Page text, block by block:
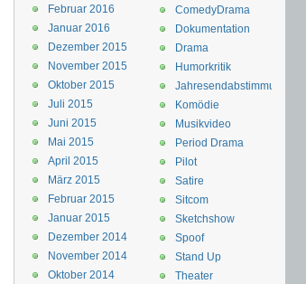
ComedyDrama
Dokumentation
Drama
Humorkritik
Jahresendabstimmung
Komödie
Musikvideo
Period Drama
Pilot
Satire
Sitcom
Sketchshow
Spoof
Stand Up
Theater
Februar 2016
Januar 2016
Dezember 2015
November 2015
Oktober 2015
Juli 2015
Juni 2015
Mai 2015
April 2015
März 2015
Februar 2015
Januar 2015
Dezember 2014
November 2014
Oktober 2014